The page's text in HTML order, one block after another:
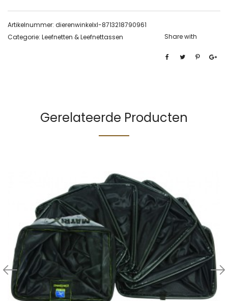
Artikelnummer: dierenwinkelxl-8713218790961
Categorie: Leefnetten & Leefnettassen Share with
Gerelateerde Producten